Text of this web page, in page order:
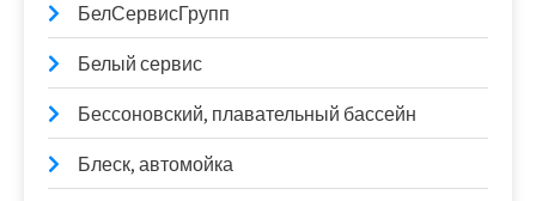
БелСервисГрупп
Белый сервис
Бессоновский, плавательный бассейн
Блеск, автомойка